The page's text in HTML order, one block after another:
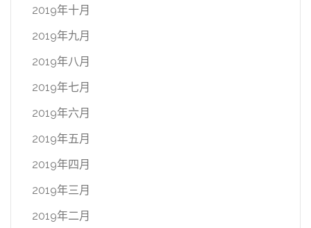
2019年十月
2019年九月
2019年八月
2019年七月
2019年六月
2019年五月
2019年四月
2019年三月
2019年二月